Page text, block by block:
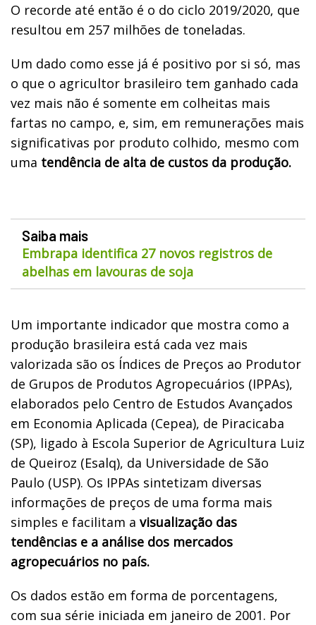
O recorde até então é o do ciclo 2019/2020, que
resultou em 257 milhões de toneladas.
Um dado como esse já é positivo por si só, mas
o que o agricultor brasileiro tem ganhado cada
vez mais não é somente em colheitas mais
fartas no campo, e, sim, em remunerações mais
significativas por produto colhido, mesmo com
uma tendência de alta de custos da produção.
Saiba mais
Embrapa identifica 27 novos registros de
abelhas em lavouras de soja
Um importante indicador que mostra como a
produção brasileira está cada vez mais
valorizada são os Índices de Preços ao Produtor
de Grupos de Produtos Agropecuários (IPPAs),
elaborados pelo Centro de Estudos Avançados
em Economia Aplicada (Cepea), de Piracicaba
(SP), ligado à Escola Superior de Agricultura Luiz
de Queiroz (Esalq), da Universidade de São
Paulo (USP). Os IPPAs sintetizam diversas
informações de preços de uma forma mais
simples e facilitam a visualização das
tendências e a análise dos mercados
agropecuários no país.
Os dados estão em forma de porcentagens,
com sua série iniciada em janeiro de 2001. Por